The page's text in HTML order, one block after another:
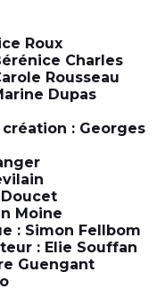
Roux
Charles
Rousseau
Dupas
: Georges
Moine
: Simon Fellbom
: Elie Souffan
Guengant